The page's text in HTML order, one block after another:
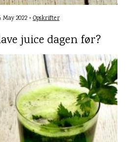
May 2022 •Opskrifter
juice dagen før?